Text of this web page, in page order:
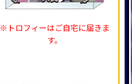
※トロフィーはご自宅に届きま
す。